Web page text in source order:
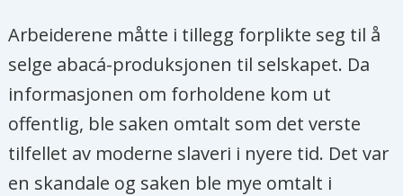
Arbeiderene måtte i tillegg forplikte seg til å
selge abacá-produksjonen til selskapet. Da
informasjonen om forholdene kom ut
offentlig, ble saken omtalt som det verste
tilfellet av moderne slaveri i nyere tid. Det var
en skandale og saken ble mye omtalt i